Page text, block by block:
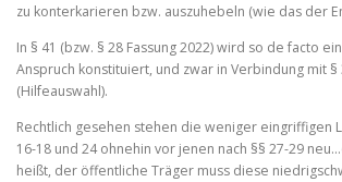
zu konterkarieren bzw. auszuhebeln (wie das der
In § 41 (bzw. § 28 Fassung 2022) wird so de facto
Anspruch konstituiert, und zwar in Verbindung mit §
(Hilfeauswahl).
Rechtlich gesehen stehen die weniger eingriffigen
16-18 und 24 ohnehin vor jenen nach §§ 27-29
heißt, der öffentliche Träger muss diese